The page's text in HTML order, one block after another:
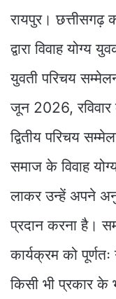
रायपुर। छत्तीसगढ़
द्वारा विवाह
युवती परिचय
जून 2026, रविवार
द्वितीय परिचय
समाज के विवाह
लाकर उन्हें अपने
प्रदान करना है।
कार्यक्रम को
किसी भी प्रकार के